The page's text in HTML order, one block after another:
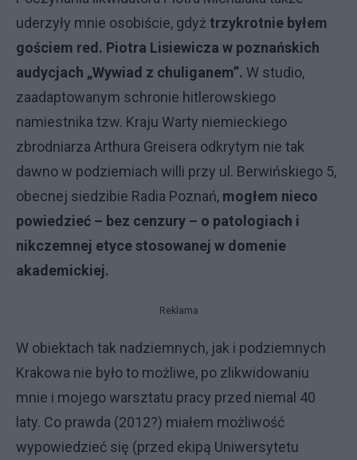
uderzyły mnie osobiście, gdyż trzykrotnie byłem
gościem red. Piotra Lisiewicza w poznańskich
audycjach „Wywiad z chuliganem”. W studio,
zaadaptowanym schronie hitlerowskiego
namiestnika tzw. Kraju Warty niemieckiego
zbrodniarza Arthura Greisera odkrytym nie tak
dawno w podziemiach willi przy ul. Berwińskiego 5,
obecnej siedzibie Radia Poznań, mogłem nieco
powiedzieć – bez cenzury – o patologiach i
nikczemnej etyce stosowanej w domenie
akademickiej.
Reklama
W obiektach tak nadziemnych, jak i podziemnych
Krakowa nie było to możliwe, po zlikwidowaniu
mnie i mojego warsztatu pracy przed niemal 40
laty. Co prawda (2012?) miałem możliwość
wypowiedzieć się (przed ekipą Uniwersytetu